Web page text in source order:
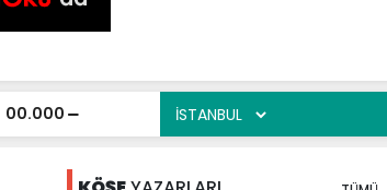
00.000